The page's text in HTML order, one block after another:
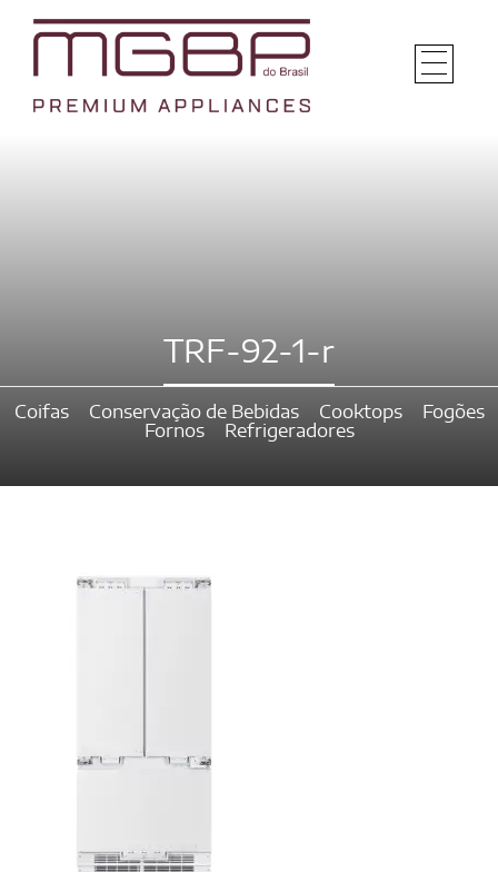
TRF-92-1-r
Coifas Conservação de Bebidas Cooktops
Fogões
Fornos
Refrigeradores